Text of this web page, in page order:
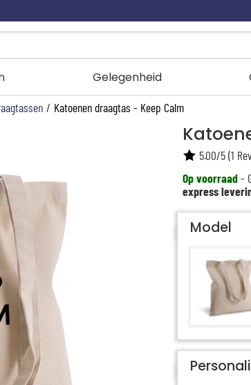
Gelegenheid
/ Katoenen draagtas - Keep Calm
Op voorraad-
express
5.00/5(1
Model